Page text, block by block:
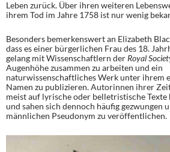
Leben zurück. Über ihren weiteren
ihrem Tod im Jahre 1758 ist nur wenig
Besonders bemerkenswert an Elizabeth
dass es einer bürgerlichen Frau des 18.
gelang mit Wissenschaftlern der Royal
Augenhöhe zusammen zu arbeiten und ein
naturwissenschaftliches Werk unter ihrem
Namen zu publizieren. Autorinnen ihrer
meist auf lyrische oder belletristische Texte
und sahen sich dennoch häufig gezwungen
männlichen Pseudonym zu veröffentlichen.